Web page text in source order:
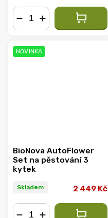
NOVINKA
BioNova AutoFlower
Set na pěstování 3
kytek
Skladem 2 449 Kč